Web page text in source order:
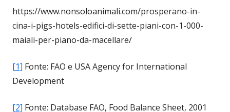
https://www.nonsoloanimali.com/prosperano-in-
cina-i-pigs-hotels-edifici-di-sette-piani-con-1-000-
maiali-per-piano-da-macellare/
[1] Fonte: FAO e USA Agency for International
Development
[2] Fonte: Database FAO, Food Balance Sheet, 2001